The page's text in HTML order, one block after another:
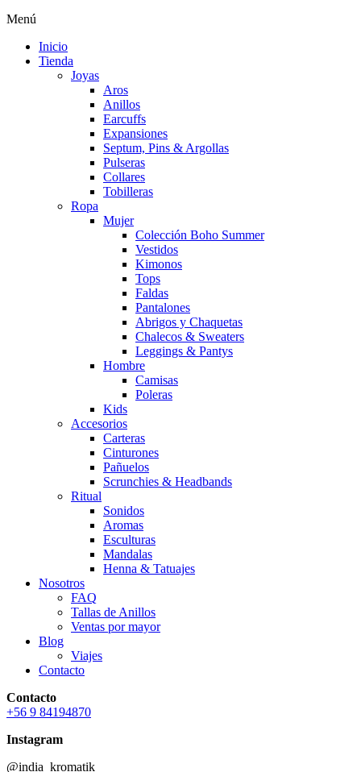
Menú
Inicio
Tienda
Joyas
Aros
Anillos
Earcuffs
Expansiones
Septum, Pins & Argollas
Pulseras
Collares
Tobilleras
Ropa
Mujer
Colección Boho Summer
Vestidos
Kimonos
Tops
Faldas
Pantalones
Abrigos y Chaquetas
Chalecos & Sweaters
Leggings & Pantys
Hombre
Camisas
Poleras
Kids
Accesorios
Carteras
Cinturones
Pañuelos
Scrunchies & Headbands
Ritual
Sonidos
Aromas
Esculturas
Mandalas
Henna & Tatuajes
Nosotros
FAQ
Tallas de Anillos
Ventas por mayor
Blog
Viajes
Contacto
Contacto
+56 9 84194870
Instagram
@india_kromatik